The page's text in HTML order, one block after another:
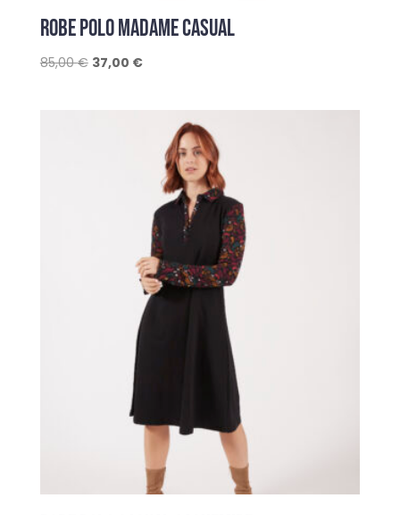
ROBE POLO MADAME CASUAL
85,00€ Le
37,00 €Le
37,00 €.